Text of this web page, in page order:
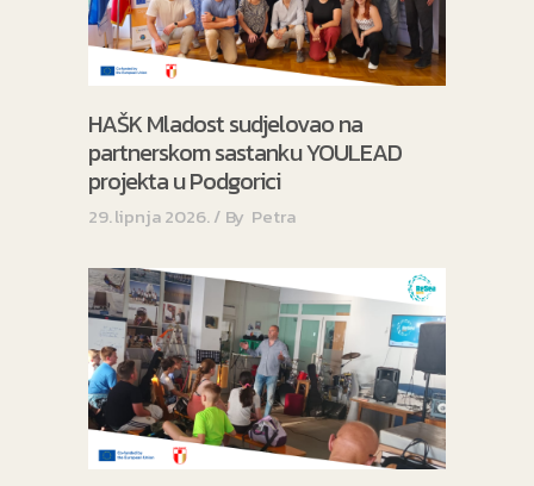
HAŠK Mladost sudjelovao na
partnerskom sastanku YOULEAD
projekta u Podgorici
29. lipnja 2026. By Petra